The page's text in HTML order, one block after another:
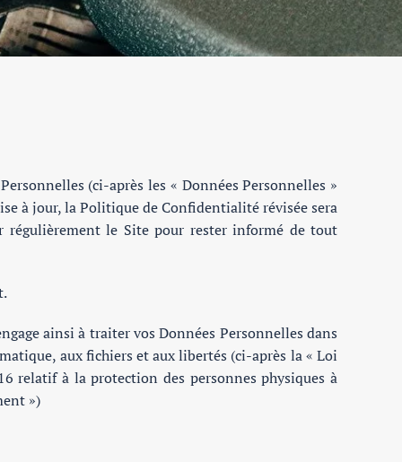
(ci-après les « Données Personnelles »
à jour, la Politique de Confidentialité révisée sera
régulièrement le Site pour rester informé de tout
ainsi à traiter vos Données Personnelles dans
aux fichiers et aux libertés (ci-après la « Loi
relatif à la protection des personnes physiques à
»)